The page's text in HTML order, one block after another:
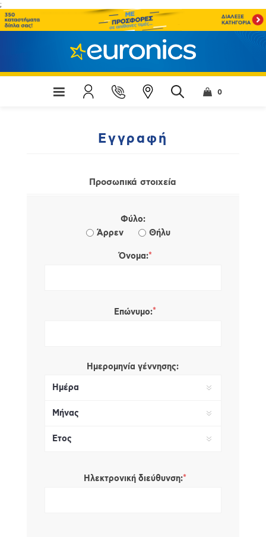
;
0
Εγγραφή
Προσωπικά στοιχεία
Φύλο:
Άρρεν
Θήλυ
Όνομα:*
Επώνυμο:*
Ημερομηνία γέννησης:
Ηλεκτρονική διεύθυνση:*